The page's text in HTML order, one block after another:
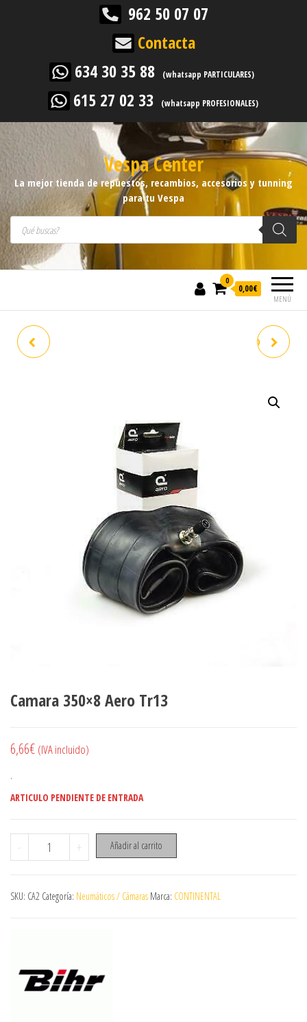
962 50 07 07
Contacta
634 30 35 88
(whatsapp PARTICULARES)
615 27 02 33 (whatsapp PROFESIONALES)
Vespa Center
La mejor tienda de repuestos, recambios, accesorios y tunning
para tu Vespa
Búsqueda de productos
MENÚ
0
0,00€
TOPE PUERTA ET3 BLANCO
Camara 350×8 Aero Tr13
6,66€ (IVA incluido)
.
ARTICULO PENDIENTE DE ENTRADA
- Camara 350x8 Aero Tr13 cantidad
+ Añadir al carrito
SKU: CA2 Categoría: Neumáticos / Cámaras Marca: CONTINENTAL